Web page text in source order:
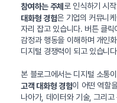
참여하는 주체 로 인식하기 시
대화형 경험은 기업의 커뮤니
자리 잡고 있습니다. 버튼 클
감정과 행동을 이해하며 개인
디지털 경쟁력이 되고 있습니
본 블로그에서는 디지털 소통
고객 대화형 경험이 어떤 역할
나아가, 데이터와 기술, 그리고